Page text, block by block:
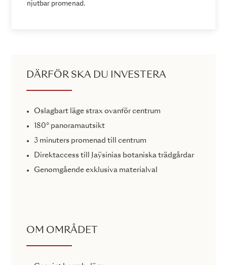
njutbar promenad.
DÄRFÖR SKA DU INVESTERA
Oslagbart läge strax ovanför centrum
180° panoramautsikt
3 minuters promenad till centrum
Direktaccess till Jaÿsinias botaniska trädgårdar
Genomgående exklusiva materialval
OM OMRÅDET